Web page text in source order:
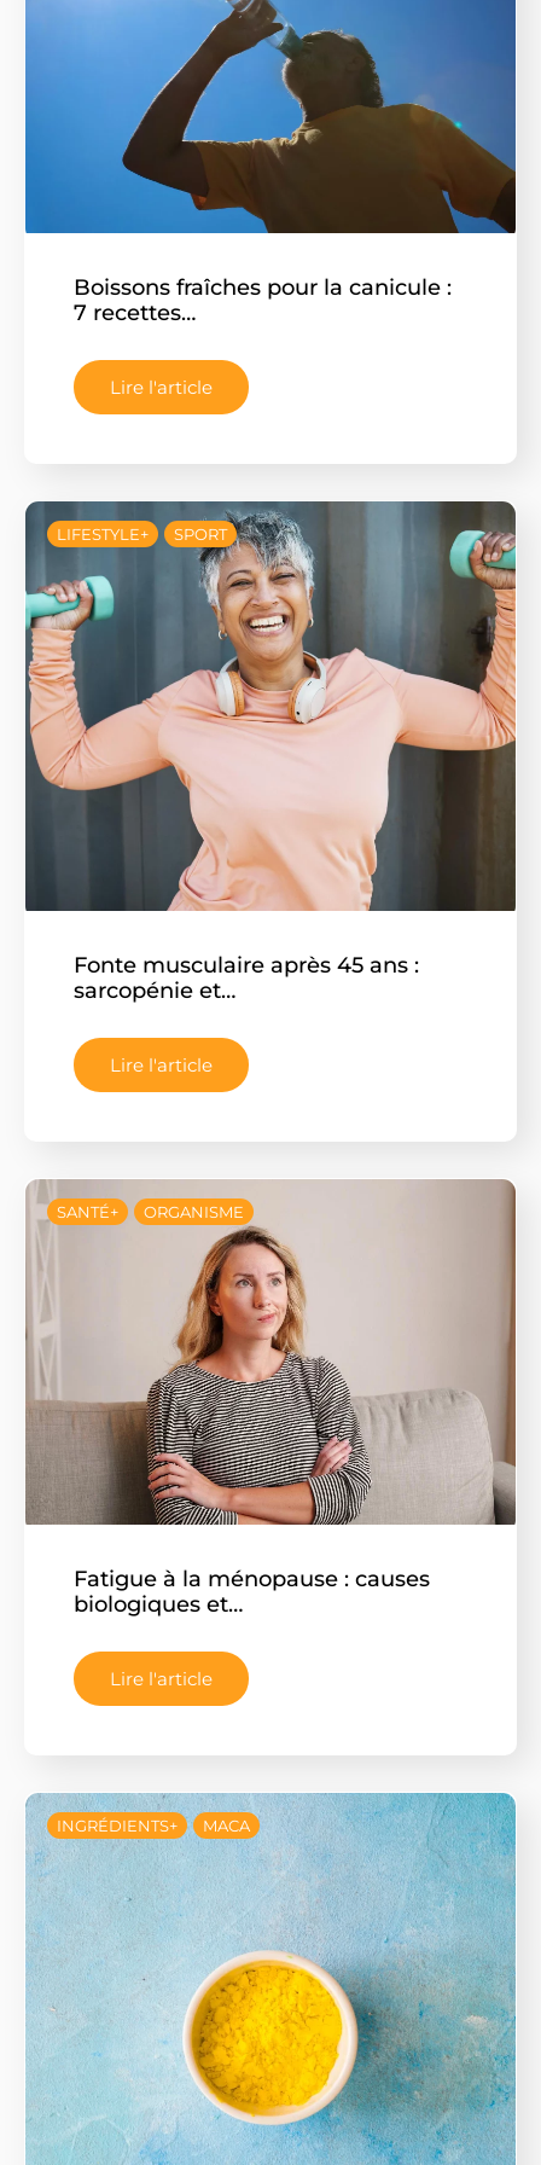
Boissons fraîches pour la canicule :
7 recettes…
Lire l'article
LIFESTYLE+ SPORT
Fonte musculaire après 45 ans :
sarcopénie et…
Lire l'article
SANTÉ+ ORGANISME
Fatigue à la ménopause : causes
biologiques et…
Lire l'article
INGRÉDIENTS+ MACA